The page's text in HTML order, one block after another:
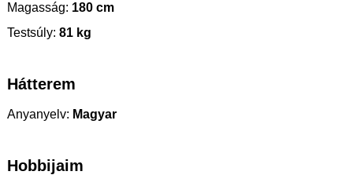
Magasság: 180 cm
Testsúly: 81 kg
Hátterem
Anyanyelv: Magyar
Hobbijaim